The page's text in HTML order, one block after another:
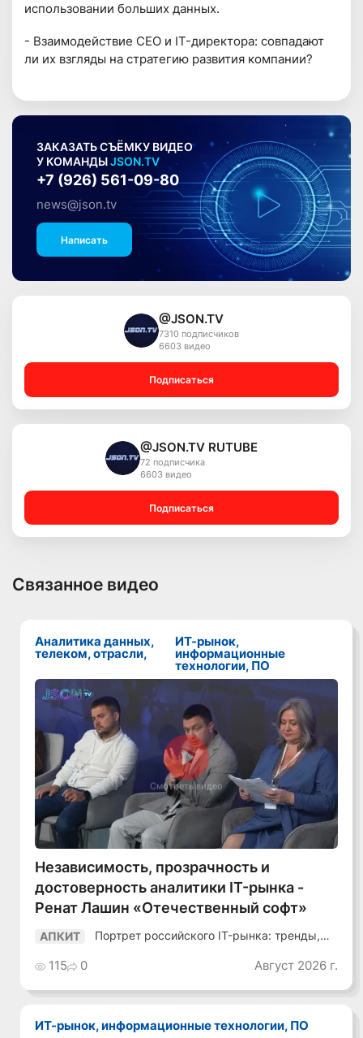
использовании больших данных.
- Взаимодействие СЕО и IT-директора: совпадают
ли их взгляды на стратегию развития компании?
ЗАКАЗАТЬ СЪЁМКУ ВИДЕО
У КОМАНДЫJSON.TV
+7 (926) 561-09-80
news@json.tv
Написать
@JSON.TV
7310 подписчиков
6603 видео
Подписаться
@JSON.TV RUTUBE
72 подписчика
6603 видео
Подписаться
Связанное видео
Аналитика данных,
телеком, отрасли,
ИТ-рынок,
информационные
технологии, ПО
Смотреть видео
Независимость, прозрачность и
достоверность аналитики IT-рынка -
Ренат Лашин «Отечественный софт»
АПКИТ
Портрет российского IT-рынка: тренды,
115 0 Август 2026 г.
ИТ-рынок, информационные технологии, ПО